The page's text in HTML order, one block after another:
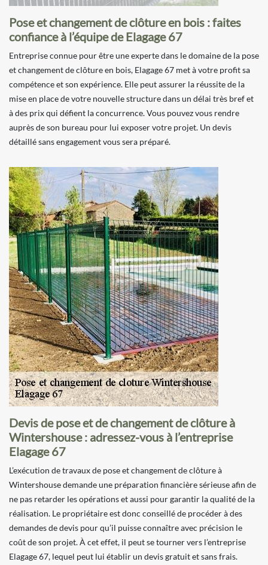
Pose et changement de clôture en bois : faites
confiance à l’équipe de Elagage 67
Entreprise connue pour être une experte dans le domaine de la pose
et changement de clôture en bois, Elagage 67 met à votre profit sa
compétence et son expérience. Elle peut assurer la réussite de la
mise en place de votre nouvelle structure dans un délai très bref et
à des prix qui défient la concurrence. Vous pouvez vous rendre
auprès de son bureau pour lui exposer votre projet. Un devis
détaillé sans engagement vous sera préparé.
Devis de pose et de changement de clôture à
Wintershouse : adressez-vous à l’entreprise
Elagage 67
L’exécution de travaux de pose et changement de clôture à
Wintershouse demande une préparation financière sérieuse afin de
ne pas retarder les opérations et aussi pour garantir la qualité de la
réalisation. Le propriétaire est donc conseillé de procéder à des
demandes de devis pour qu’il puisse connaître avec précision le
coût de son projet. À cet effet, il peut se tourner vers l’entreprise
Elagage 67, lequel peut lui établir un devis gratuit et sans frais.